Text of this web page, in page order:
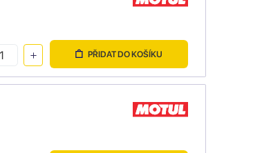
PŘIDAT DO KOŠÍKU